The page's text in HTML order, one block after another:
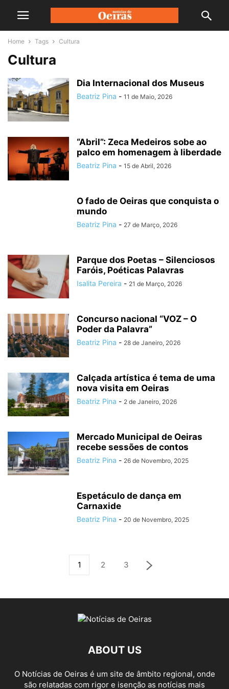
Home Tags Cultura
Cultura
Dia Internacional dos Museus
Beatriz Pina - 11 de Maio, 2026
“Abril”: Zeca Medeiros sobe ao
palco em homenagem à liberdade
Beatriz Pina - 15 de Abril, 2026
O fado de Oeiras que conquista o
mundo
Beatriz Pina - 27 de Março, 2026
Parque dos Poetas – Silenciosos
Faróis, Poéticas Palavras
Isalita Pereira - 21 de Março, 2026
Concurso nacional “VOZ – O
Poder da Palavra”
Beatriz Pina - 28 de Janeiro, 2026
Calçada artística é tema de uma
nova visita em Oeiras
Beatriz Pina - 2 de Janeiro, 2026
Mercado Municipal de Oeiras
recebe sessões de contos
Beatriz Pina - 26 de Novembro, 2025
Espetáculo de dança em
Carnaxide
Beatriz Pina - 20 de Novembro, 2025
1 2 3
ABOUT US
O Notícias de Oeiras é um site de âmbito regional, onde
são relatadas com rigor e isenção as notícias mais